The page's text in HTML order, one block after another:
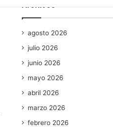
Archivos
agosto 2026
julio 2026
junio 2026
mayo 2026
abril 2026
marzo 2026
febrero 2026